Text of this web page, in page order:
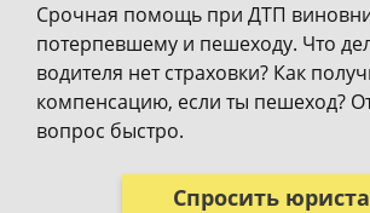
Срочная помощь при ДТП
потерпевшему и пешеходу. Что
водителя нет страховки? Как
компенсацию, если ты пешеход?
вопрос быстро.
Спросить юриста